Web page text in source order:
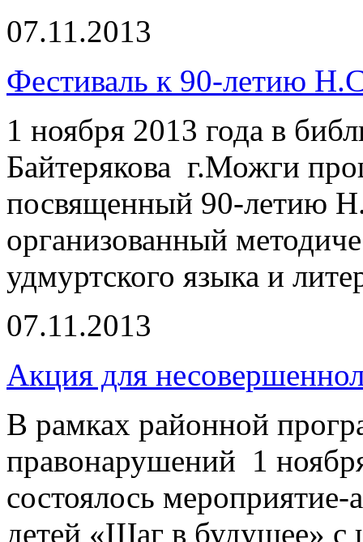
07.11.2013
Фестиваль к 90-летию
1 ноября 2013 года в
Байтерякова г.Можги
посвященный 90-летию
организованный
удмуртского языка и
07.11.2013
Акция для
В рамках районной
правонарушений 1
состоялось
детей «Шаг в будущее» с